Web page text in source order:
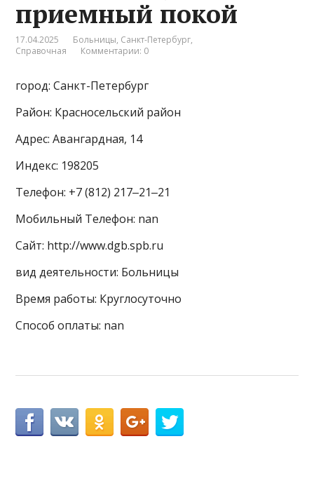
приемный покой
17.04.2025 Больницы, Санкт-Петербург,
Справочная
Комментарии: 0
город: Санкт-Петербург
Район: Красносельский район
Адрес: Авангардная, 14
Индекс: 198205
Телефон: +7 (812) 217‒21‒21
Мобильный Телефон: nan
Сайт: http://www.dgb.spb.ru
вид деятельности: Больницы
Время работы: Круглосуточно
Способ оплаты: nan